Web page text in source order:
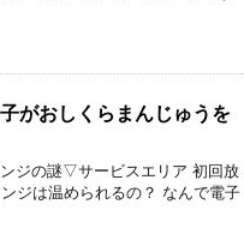
がおしくらまんじゅうを
ジの謎▽サービスエリア 初回放
ジは温められるの？ なんで電子